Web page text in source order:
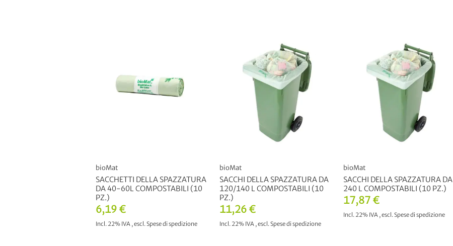
6,19 €
Incl. 22% IVA ,escl.Spese di spedizione
bioMat
SACCHETTI DELLA SPAZZATURA
DA 40-60L COMPOSTABILI (10
PZ.)
11,26 €
Incl. 22% IVA ,escl.Spese di spedizione
bioMat
SACCHI DELLA SPAZZATURA DA
120/140 L COMPOSTABILI (10
PZ.)
17,87 €
Incl. 22% IVA ,escl.Spese di spedizione
bioMat
SACCHI DELLA SPAZZATURA DA
240 L COMPOSTABILI (10 PZ.)